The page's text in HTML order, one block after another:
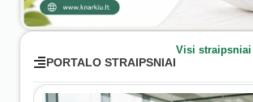
PORTALO STRAIPSNIAI
Visi